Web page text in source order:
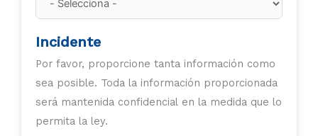
Incidente
Por favor, proporcione tanta información como
sea posible. Toda la información proporcionada
será mantenida confidencial en la medida que lo
permita la ley.